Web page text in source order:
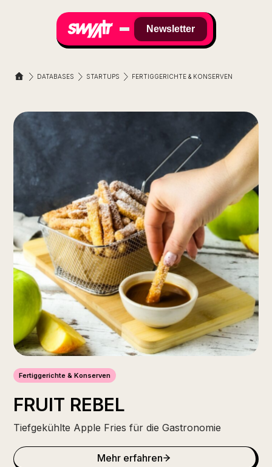
Newsletter
DATABASES STARTUPS FERTIGGERICHTE & KONSERVEN
Fertiggerichte & Konserven
FRUIT REBEL
Tiefgekühlte Apple Fries für die Gastronomie
Mehr erfahren